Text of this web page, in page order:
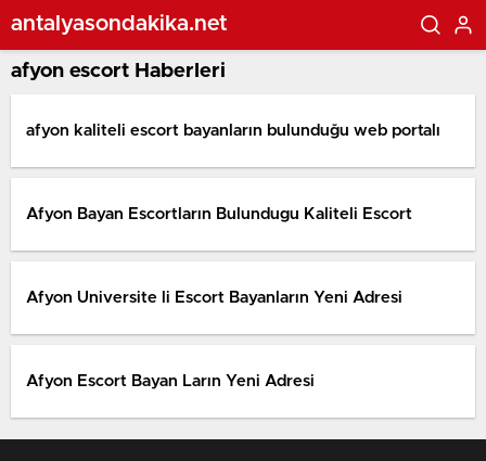
antalyasondakika.net
afyon escort Haberleri
afyon kaliteli escort bayanların bulunduğu web portalı
Afyon Bayan Escortların Bulundugu Kaliteli Escort
Afyon Universite li Escort Bayanların Yeni Adresi
Afyon Escort Bayan Ların Yeni Adresi